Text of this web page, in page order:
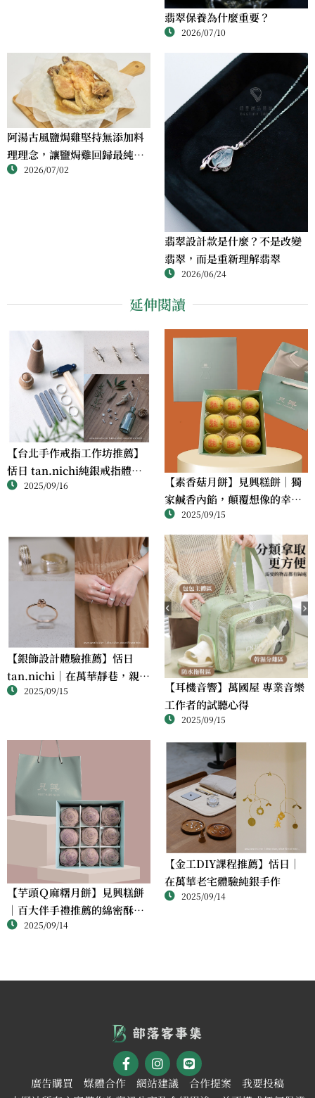
翡翠保養為什麼重要？
2026/07/10
阿湯古風鹽焗雞堅持無添加料
理理念，讓鹽焗雞回歸最純粹
的風味2026/07/02
翡翠設計款是什麼？不是改變
翡翠，而是重新理解翡翠
2026/06/24
延伸閱讀
【台北手作戒指工作坊推薦】
恬日 tan.nichi純銀戒指體驗
｜情侶・朋友一起完成的金工
2025/09/16
【素香菇月餅】見興糕餅｜獨
家鹹香內餡，顛覆想像的幸福
滋味2025/09/15
【銀飾設計體驗推薦】恬日
tan.nichi｜在萬華靜巷，親手
完成屬於自己的銀戒
2025/09/15
【耳機音響】萬國屋 專業音樂
工作者的試聽心得
2025/09/15
【芋頭Ｑ麻糬月餅】見興糕餅
｜百大伴手禮推薦的綿密酥香
新體驗2025/09/14
【金工DIY課程推薦】恬日｜
在萬華老宅體驗純銀手作
2025/09/14
廣告購買 媒體合作 網站建議 合作提案
我要投稿